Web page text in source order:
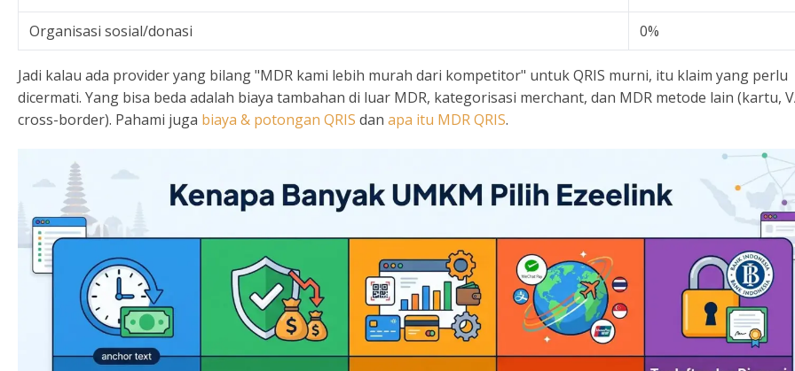
Organisasi sosial/donasi
0%
Jadi kalau ada provider yang bilang "MDR kami lebih murah dari kompetitor" untuk QRIS murni, itu klaim yang perlu
dicermati. Yang bisa beda adalah biaya tambahan di luar MDR, kategorisasi merchant, dan MDR metode lain (kartu,
cross-border). Pahami juga biaya & potongan QRIS dan apa itu MDR QRIS.